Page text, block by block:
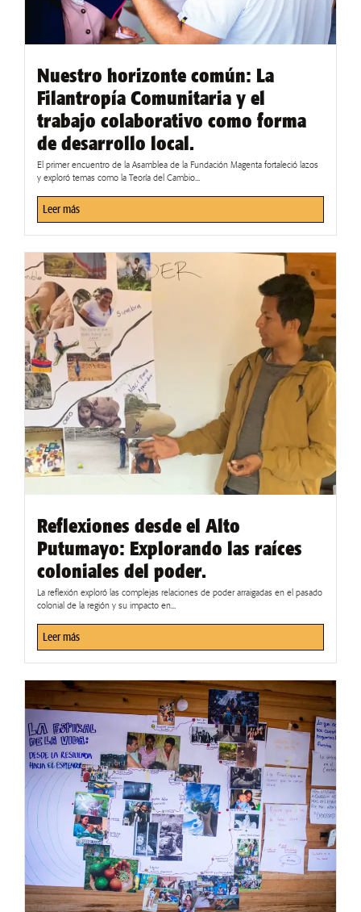
Nuestro horizonte común: La
Filantropía Comunitaria y el
trabajo colaborativo como forma
de desarrollo local.
El primer encuentro de la Asamblea de la Fundación Magenta fortaleció lazos
y exploró temas como la Teoría del Cambio...
Leer más
Reflexiones desde el Alto
Putumayo: Explorando las raíces
coloniales del poder.
La reflexión exploró las complejas relaciones de poder arraigadas en el pasado
colonial de la región y su impacto en...
Leer más